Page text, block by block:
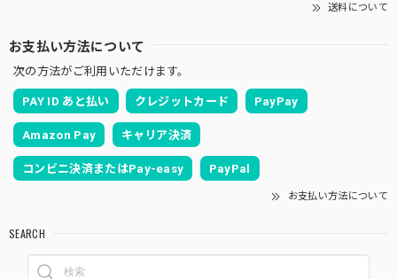
送料について
お支払い方法について
次の方法がご利用いただけます。
PAY ID あと払い クレジットカード PayPay
Amazon Pay キャリア決済
コンビニ決済またはPay-easy PayPal
お支払い方法について
SEARCH